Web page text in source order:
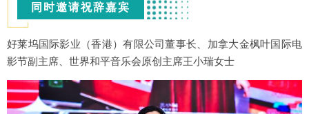
同时邀请祝辞嘉宾
好莱坞国际影业（香港）有限公司董事长、加拿大金枫叶国际电
影节副主席、世界和平音乐会原创主席王小瑞女士